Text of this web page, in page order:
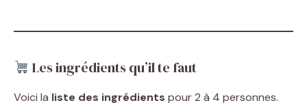
Les ingrédients qu’il te faut
Voici la liste des ingrédients pour 2 à 4 personnes.